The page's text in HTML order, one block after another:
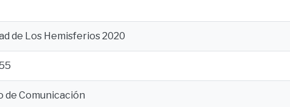
de Los Hemisferios 2020
de Comunicación